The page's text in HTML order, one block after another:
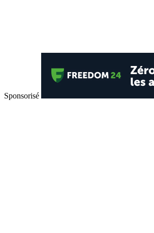
Sponsorisé